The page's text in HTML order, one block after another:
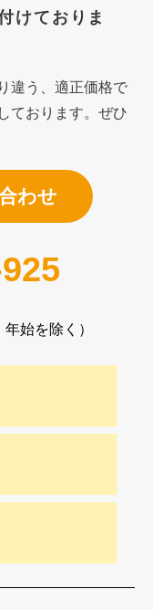
けておりま
違う、適正価格で
ております。ぜひ
わせ
始を除く）